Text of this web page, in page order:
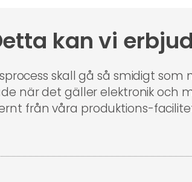
kan vi
skall gå så smidigt
när det gäller elektronik och
från våra produktions-